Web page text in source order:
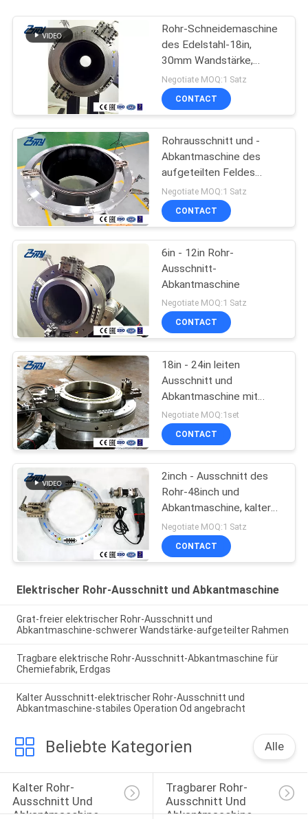
Rohr-Schneidemaschine
des Edelstahl-18in,
30mm Wandstärke,
Ausschnitt u.
Abschrägung
Negotiate MOQ:1 Satz
CONTACT
Rohrausschnitt und -
Abkantmaschine des
aufgeteilten Feldes
kalter
Negotiate MOQ:1 Satz
CONTACT
6in - 12in Rohr-
Ausschnitt-
Abkantmaschine
Negotiate MOQ:1 Satz
CONTACT
18in - 24in leiten
Ausschnitt und
Abkantmaschine mit
Elektromotor
Negotiate MOQ:1set
CONTACT
2inch - Ausschnitt des
Rohr-48inch und
Abkantmaschine, kalter
Ausschnitt, 2 zum
Ausschnitt des Rohres
48inches, 2 zur
48inches
Negotiate MOQ:1 Satz
CONTACT
Elektrischer Rohr-Ausschnitt und Abkantmaschine
Grat-freier elektrischer Rohr-Ausschnitt und
Abkantmaschine-schwerer Wandstärke-aufgeteilter Rahmen
Tragbare elektrische Rohr-Ausschnitt-Abkantmaschine für
Chemiefabrik, Erdgas
Kalter Ausschnitt-elektrischer Rohr-Ausschnitt und
Abkantmaschine-stabiles Operation Od angebracht
Beliebte Kategorien Alle
Kalter Rohr-
Ausschnitt Und
Abkantmaschine
Tragbarer Rohr-
Ausschnitt Und
Abkantmaschine